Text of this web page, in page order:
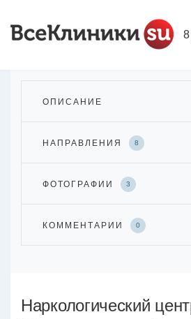
ОПИСАНИЕ
НАПРАВЛЕНИЯ 8
ФОТОГРАФИИ 3
КОММЕНТАРИИ 0
Наркологический